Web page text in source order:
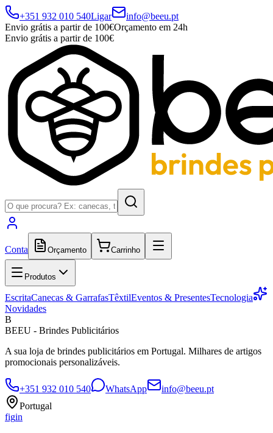
+351 932 010 540Ligar
info@beeu.pt
Envio grátis a partir de 100€Orçamento em 24h
Envio grátis a partir de 100€
Conta Orçamento Carrinho
Produtos
EscritaCanecas & GarrafasTêxtilEventos & PresentesTecnologia
Novidades
B
BEEU - Brindes Publicitários
A sua loja de brindes publicitários em Portugal. Milhares de artigos
promocionais personalizáveis.
+351 932 010 540 WhatsApp
info@beeu.pt
Portugal
figin